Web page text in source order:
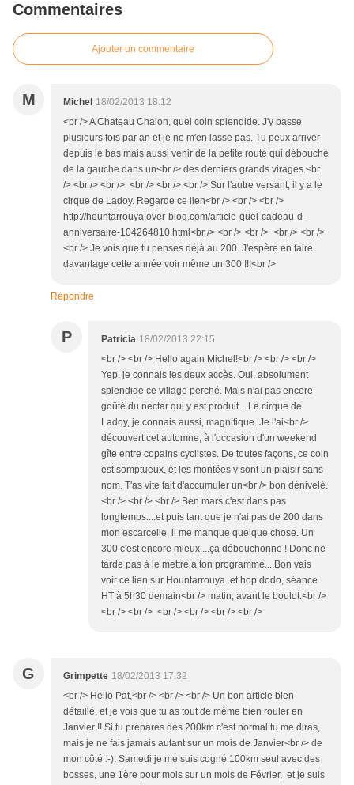
Commentaires
Ajouter un commentaire
M Michel 18/02/2013 18:12
<br /> A Chateau Chalon, quel coin splendide. J'y passe
plusieurs fois par an et je ne m'en lasse pas. Tu peux arriver
depuis le bas mais aussi venir de la petite route qui débouche
de la gauche dans un<br /> des derniers grands virages.<br
/> <br /> <br /> <br /> <br /> <br /> Sur l'autre versant, il y a le
cirque de Ladoy. Regarde ce lien<br /> <br /> <br />
http://hountarrouya.over-blog.com/article-quel-cadeau-d-
anniversaire-104264810.html<br /> <br /> <br /> <br /> <br />
<br /> Je vois que tu penses déjà au 200. J'espère en faire
davantage cette année voir même un 300 !!!<br />
Répondre
P Patricia 18/02/2013 22:15
<br /> <br /> Hello again Michel!<br /> <br /> <br />
Yep, je connais les deux accès. Oui, absolument
splendide ce village perché. Mais n'ai pas encore
goûté du nectar qui y est produit....Le cirque de
Ladoy, je connais aussi, magnifique. Je l'ai<br />
découvert cet automne, à l'occasion d'un weekend
gîte entre copains cyclistes. De toutes façons, ce coin
est somptueux, et les montées y sont un plaisir sans
nom. T'as vite fait d'accumuler un<br /> bon dénivelé.
<br /> <br /> <br /> Ben mars c'est dans pas
longtemps....et puis tant que je n'ai pas de 200 dans
mon escarcelle, il me manque quelque chose. Un
300 c'est encore mieux....ça débouchonne ! Donc ne
tarde pas à le mettre à ton programme....Bon vais
voir ce lien sur Hountarrouya..et hop dodo, séance
HT à 5h30 demain<br /> matin, avant le boulot.<br />
<br /> <br /> <br /> <br /> <br /> <br />
G Grimpette 18/02/2013 17:32
<br /> Hello Pat,<br /> <br /> <br /> Un bon article bien
détaillé, et je vois que tu as tout de même bien rouler en
Janvier !! Si tu prépares des 200km c'est normal tu me diras,
mais je ne fais jamais autant sur un mois de Janvier<br /> de
mon côté :-). Samedi je me suis cogné 100km seul avec des
bosses, une 1ère pour mois sur un mois de Février, et je suis